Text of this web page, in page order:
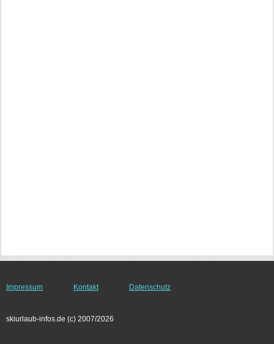
Impressum Kontakt Datenschutz
skiurlaub-infos.de (c) 2007/2026